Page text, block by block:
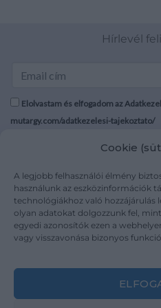
Cookie
A legjobb felhasználói élmény
használunk az eszközinformációk
technológiákhoz való hozzájárulás
olyan adatokat dolgozzunk fel,
egyedi azonosítók ezen a
vagy visszavonása bizonyos
Hírlevél
Elolvastam és elfogadom az
mutargy.com/adatkezelesi-tajekoztato/
Médiaajánlat
Karrier
Kapcsolat